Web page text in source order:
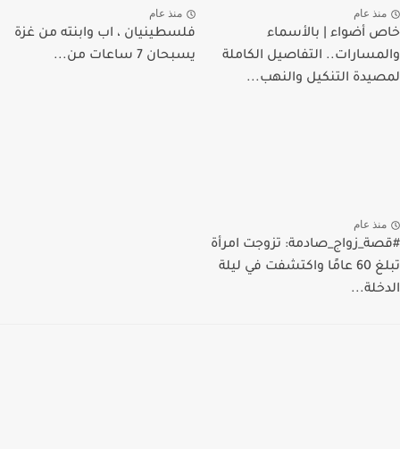
منذ عام
خاص أضواء | بالأسماء
والمسارات.. التفاصيل الكاملة
لمصيدة التنكيل والنهب...
منذ عام
فلسطينيان ، اب وابنته من غزة
يسبحان 7 ساعات من...
منذ عام
#قصة_زواج_صادمة: تزوجت امرأة
تبلغ 60 عامًا واكتشفت في ليلة
الدخلة...